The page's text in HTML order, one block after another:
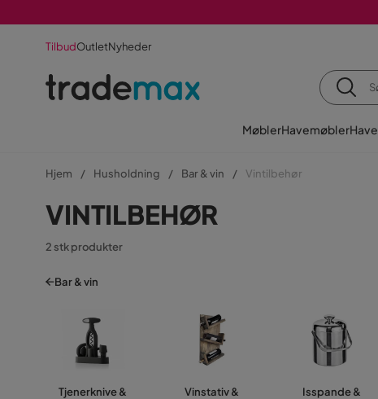
TilbudOutletNyheder
MøblerHavemøblerHave
Hjem Husholdning Bar & vin Vintilbehør
VINTILBEHØR
2 stk produkter
Bar & vin
Tjenerknive &
Vinstativ &
Isspande &